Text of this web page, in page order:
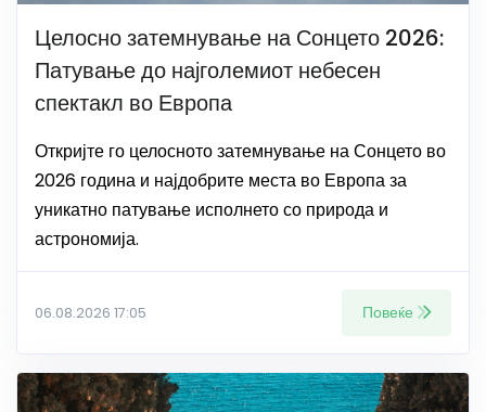
Целосно затемнување на Сонцето 2026:
Патување до најголемиот небесен
спектакл во Европа
Откријте го целосното затемнување на Сонцето во
2026 година и најдобрите места во Европа за
уникатно патување исполнето со природа и
астрономија.
06.08.2026 17:05 Повеќе